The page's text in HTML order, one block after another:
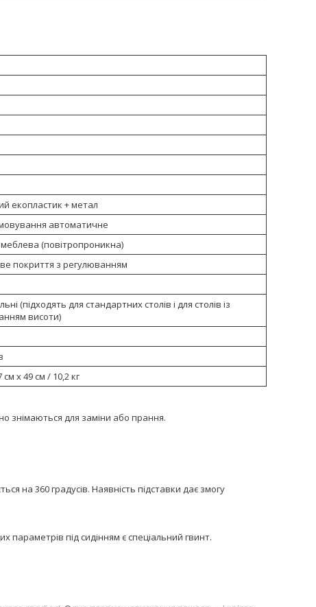
екопластик + метал
автоматичне
(повітропроникна)
покриття з регулюванням
(підходять для стандартних столів і для столів із
висоти)
см х 49 см / 10,2 кг
знімаються для заміни або прання.
на 360 градусів. Наявність підставки дає змогу
параметрів під сидінням є спеціальний гвинт.